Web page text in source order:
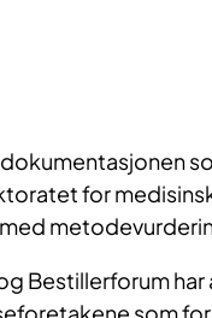
for
Bestillerforum
som